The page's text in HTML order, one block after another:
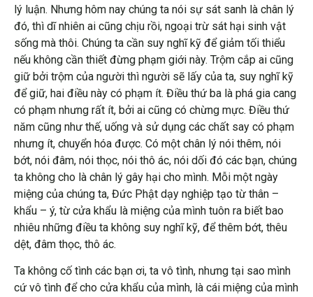
lý luận. Nhưng hôm nay chúng ta nói sự sát sanh là chân lý
đó, thì dĩ nhiên ai cũng chịu rồi, ngoại trừ sát hại sinh vật
sống mà thôi. Chúng ta cần suy nghĩ kỹ để giảm tối thiểu
nếu không cần thiết đừng phạm giới này. Trộm cắp ai cũng
giữ bởi trộm của người thì người sẽ lấy của ta, suy nghĩ kỹ
để giữ, hai điều này có phạm ít. Điều thứ ba là phá gia cang
có phạm nhưng rất ít, bởi ai cũng có chừng mực. Điều thứ
năm cũng như thế, uống và sử dụng các chất say có phạm
nhưng ít, chuyển hóa được. Có một chân lý nói thêm, nói
bớt, nói đâm, nói thọc, nói thô ác, nói dối đó các bạn, chúng
ta không cho là chân lý gây hại cho mình. Mỗi một ngày
miệng của chúng ta, Đức Phật dạy nghiệp tạo từ thân –
khẩu – ý, từ cửa khẩu là miệng của mình tuôn ra biết bao
nhiêu những điều ta không suy nghĩ kỹ, để thêm bớt, thêu
dệt, đâm thọc, thô ác.
Ta không cố tình các bạn ơi, ta vô tình, nhưng tại sao mình
cứ vô tình để cho cửa khẩu của mình, là cái miệng của mình